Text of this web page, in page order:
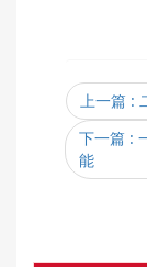
上一篇 :
下一篇 :
能